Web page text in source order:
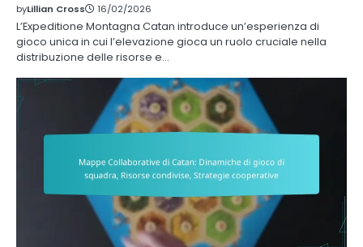
byLillian Cross 16/02/2026
L’Expeditione Montagna Catan introduce un’esperienza di
gioco unica in cui l’elevazione gioca un ruolo cruciale nella
distribuzione delle risorse e…